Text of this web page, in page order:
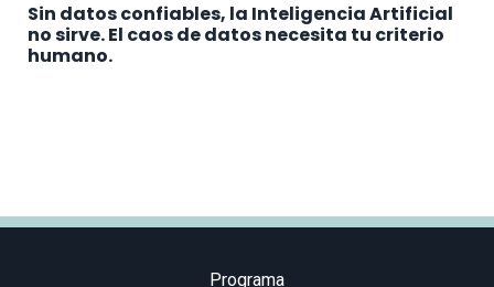
Sin datos confiables, la Inteligencia Artificial
no sirve. El caos de datos necesita tu criterio
humano.
Programa